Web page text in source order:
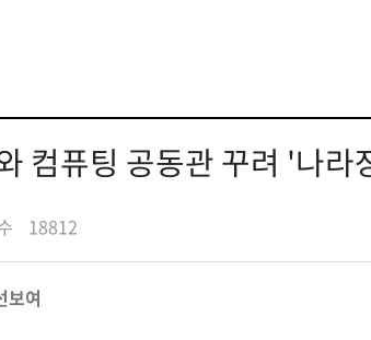
컴퓨팅 공동관 꾸려 '나
18812
보여